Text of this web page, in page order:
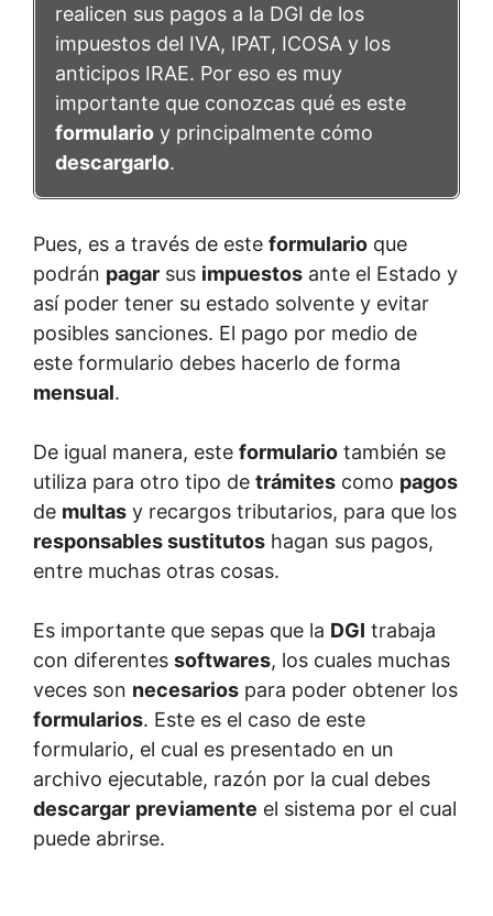
realicen sus pagos a la DGI de los
impuestos del IVA, IPAT, ICOSA y los
anticipos IRAE. Por eso es muy
importante que conozcas qué es este
formulario y principalmente cómo
descargarlo.
Pues, es a través de este formulario que
podrán pagar sus impuestos ante el Estado y
así poder tener su estado solvente y evitar
posibles sanciones. El pago por medio de
este formulario debes hacerlo de forma
mensual.
De igual manera, este formulario también se
utiliza para otro tipo de trámites como pagos
de multas y recargos tributarios, para que los
responsables sustitutos hagan sus pagos,
entre muchas otras cosas.
Es importante que sepas que la DGI trabaja
con diferentes softwares, los cuales muchas
veces son necesarios para poder obtener los
formularios. Este es el caso de este
formulario, el cual es presentado en un
archivo ejecutable, razón por la cual debes
descargar previamente el sistema por el cual
puede abrirse.